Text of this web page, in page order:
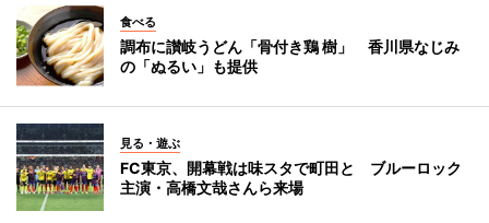
食べる
調布に讃岐うどん「骨付き鶏 樹」 香川県なじみ
の「ぬるい」も提供
見る・遊ぶ
FC東京、開幕戦は味スタで町田と ブルーロック
主演・高橋文哉さんら来場